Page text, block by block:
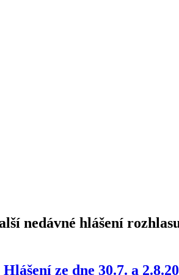
nedávné hlášení
Hlášení ze dne 30.7. a